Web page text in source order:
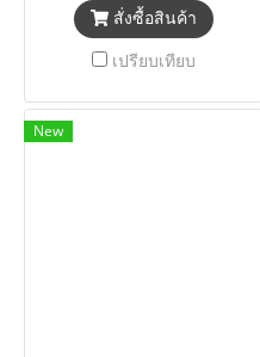
สั่งซื้อสินค้า
เปรียบเทียบ
New